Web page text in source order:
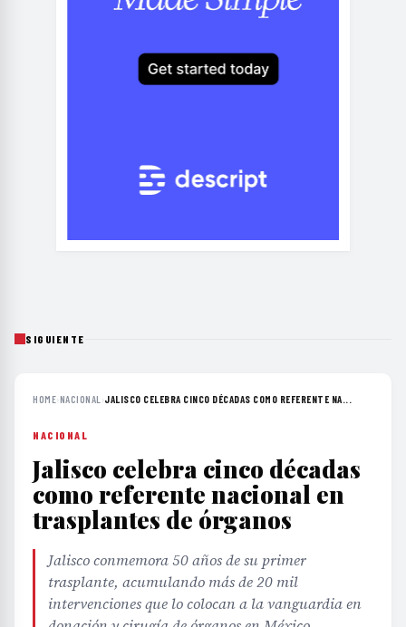
SIGUIENTE
HOME›NACIONAL ›JALISCO CELEBRA CINCO DÉCADAS COMO REFERENTE NA...
NACIONAL
Jalisco celebra cinco décadas
como referente nacional en
trasplantes de órganos
Jalisco conmemora 50 años de su primer
trasplante, acumulando más de 20 mil
intervenciones que lo colocan a la vanguardia en